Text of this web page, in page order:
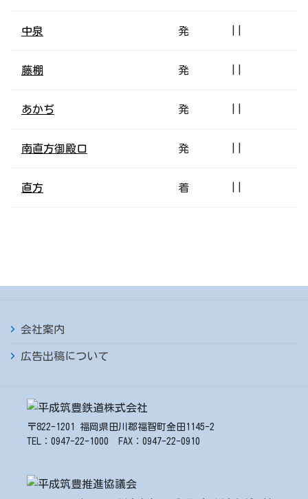
中泉 発
藤棚 発
あかぢ 発
南直方御殿口 発
直方 着
会社案内
広告出稿について
〒822-1201 福岡県田川郡福智町金田1145-2
TEL：0947-22-1000 FAX：0947-22-0910